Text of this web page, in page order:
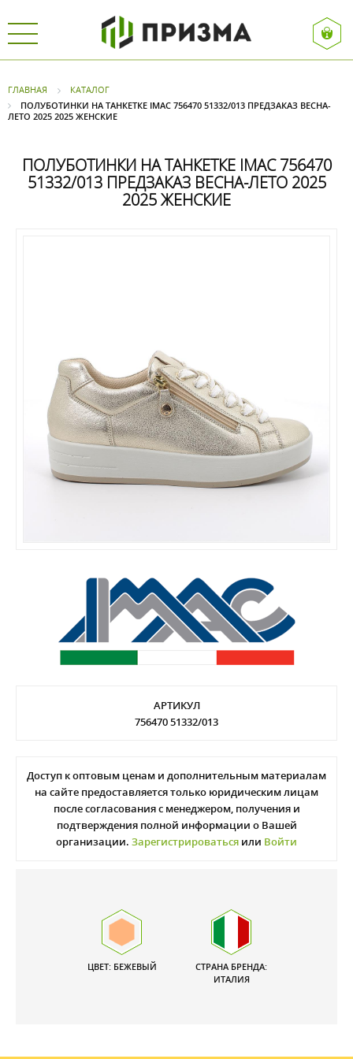
ГЛАВНАЯ
КАТАЛОГ
ПОЛУБОТИНКИ НА ТАНКЕТКЕ IMAC 756470 51332/013 ПРЕДЗАКАЗ ВЕСНА-
ЛЕТО 2025 2025 ЖЕНСКИЕ
ПОЛУБОТИНКИ НА ТАНКЕТКЕ IMAC 756470
51332/013 ПРЕДЗАКАЗ ВЕСНА-ЛЕТО 2025
2025 ЖЕНСКИЕ
АРТИКУЛ
756470 51332/013
Доступ к оптовым ценам и дополнительным материалам
на сайте предоставляется только юридическим лицам
после согласования с менеджером, получения и
подтверждения полной информации о Вашей
организации. Зарегистрироваться или Войти
ЦВЕТ: БЕЖЕВЫЙ
СТРАНА БРЕНДА:
ИТАЛИЯ